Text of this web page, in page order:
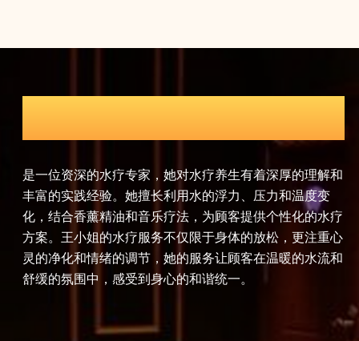
瑜伽导师
赵女士是一位认证的瑜伽导师，拥有瑜伽联盟认证的高级
瑜伽教练资格。她将瑜伽哲学与现代养生理念相结合，为
顾客提供全面的瑜伽养生课程。赵女士的课程包括哈他瑜
伽、流瑜伽、热瑜伽等多种瑜伽流派，她注重呼吸与动作
的协调，帮助顾客提升身体的柔韧性和力量，同时达到心
灵平静和精神放松的效果。